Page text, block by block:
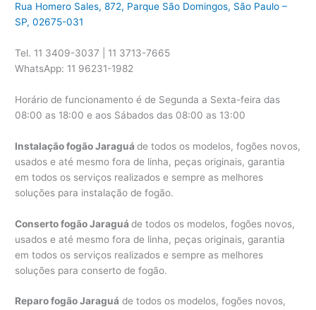
Rua Homero Sales, 872, Parque São Domingos, São Paulo –
SP, 02675-031
Tel. 11 3409-3037 | 11 3713-7665
WhatsApp: 11 96231-1982
Horário de funcionamento é de Segunda a Sexta-feira das
08:00 as 18:00 e aos Sábados das 08:00 as 13:00
Instalação fogão Jaraguáde todos os modelos, fogões novos,
usados e até mesmo fora de linha, peças originais, garantia
em todos os serviços realizados e sempre as melhores
soluções para instalação de fogão.
Conserto fogão Jaraguáde todos os modelos, fogões novos,
usados e até mesmo fora de linha, peças originais, garantia
em todos os serviços realizados e sempre as melhores
soluções para conserto de fogão.
Reparo fogão Jaraguá de todos os modelos, fogões novos,